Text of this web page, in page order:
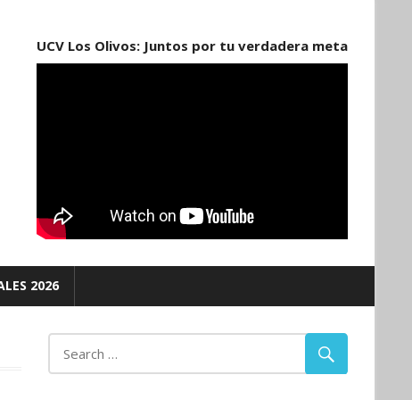
UCV Los Olivos: Juntos por tu verdadera meta
2026